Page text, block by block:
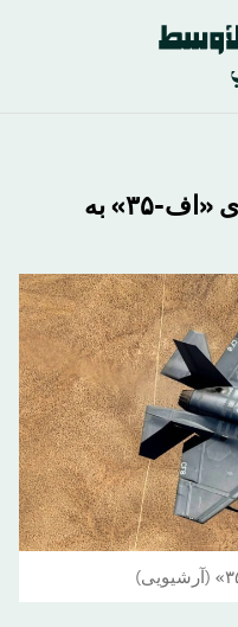
ترامپ با فروش جنگنده‌های «اف-۳۵» به